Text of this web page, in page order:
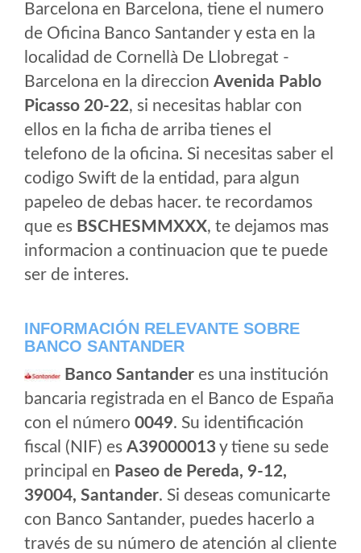
Barcelona en Barcelona, tiene el numero
de Oficina Banco Santander y esta en la
localidad de Cornellà De Llobregat -
Barcelona en la direccion Avenida Pablo
Picasso 20-22, si necesitas hablar con
ellos en la ficha de arriba tienes el
telefono de la oficina. Si necesitas saber el
codigo Swift de la entidad, para algun
papeleo de debas hacer. te recordamos
que es BSCHESMMXXX, te dejamos mas
informacion a continuacion que te puede
ser de interes.
INFORMACIÓN RELEVANTE SOBRE
BANCO SANTANDER
Banco Santander es una institución
bancaria registrada en el Banco de España
con el número 0049. Su identificación
fiscal (NIF) es A39000013y tiene su sede
principal en Paseo de Pereda, 9-12,
39004, Santander. Si deseas comunicarte
con Banco Santander, puedes hacerlo a
través de su número de atención al cliente